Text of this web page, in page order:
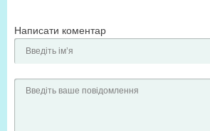
Написати коментар